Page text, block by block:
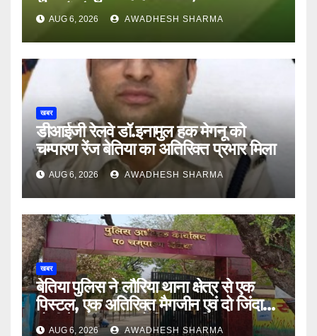
अन्य हैं मौन
AUG 6, 2026 AWADHESH SHARMA
खबर
डीआईजी रेलवे डॉ.इनामुल हक मेगनू को
चम्पारण रेंज बेतिया का अतिरिक्त प्रभार मिला
AUG 6, 2026 AWADHESH SHARMA
खबर
बेतिया पुलिस ने लौरिया थाना क्षेत्र से एक
पिस्टल, एक अतिरिक्त मैगजीन एवं दो जिंदा
गोली के साथ एक को गिरफ्तार दिया
AUG 6, 2026 AWADHESH SHARMA